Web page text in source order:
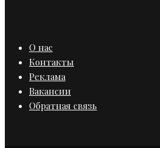
О нас
Контакты
Реклама
Вакансии
Обратная связь